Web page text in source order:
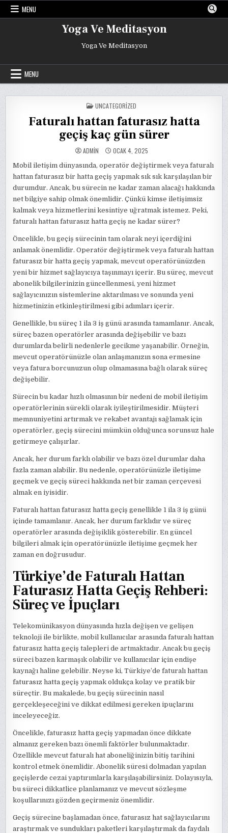
Skip
MENU
Yoga Ve Meditasyon
Yoga Ve Meditasyon
MENU
POSTED
IN
UNCATEGORIZED
Faturalı hattan faturasız hatta
geçiş kaç gün sürer
ADMIN OCAK 4, 2025
Mobil iletişim dünyasında, operatör değiştirmek veya faturalı
hattan faturasız bir hatta geçiş yapmak sık sık karşılaşılan bir
durumdur. Ancak, bu sürecin ne kadar zaman alacağı hakkında
net bilgiye sahip olmak önemlidir. Çünkü kimse iletişimsiz
kalmak veya hizmetlerini kesintiye uğratmak istemez. Peki,
faturalı hattan faturasız hatta geçiş ne kadar sürer?
Öncelikle, bu geçiş sürecinin tam olarak neyi içerdiğini
anlamak önemlidir. Operatör değiştirmek veya faturalı hattan
faturasız bir hatta geçiş yapmak, mevcut operatörünüzden
yeni bir hizmet sağlayıcıya taşınmayı içerir. Bu süreç, mevcut
abonelik bilgilerinizin güncellenmesi, yeni hizmet
sağlayıcınızın sistemlerine aktarılması ve sonunda yeni
hizmetinizin etkinleştirilmesi gibi adımları içerir.
Genellikle, bu süreç 1 ila 3 iş günü arasında tamamlanır. Ancak,
süreç bazen operatörler arasında değişebilir ve bazı
durumlarda belirli nedenlerle gecikme yaşanabilir. Örneğin,
mevcut operatörünüzle olan anlaşmanızın sona ermesine
veya fatura borcunuzun olup olmamasına bağlı olarak süreç
değişebilir.
Sürecin bu kadar hızlı olmasının bir nedeni de mobil iletişim
operatörlerinin sürekli olarak iyileştirilmesidir. Müşteri
memnuniyetini artırmak ve rekabet avantajı sağlamak için
operatörler, geçiş sürecini mümkün olduğunca sorunsuz hale
getirmeye çalışırlar.
Ancak, her durum farklı olabilir ve bazı özel durumlar daha
fazla zaman alabilir. Bu nedenle, operatörünüzle iletişime
geçmek ve geçiş süreci hakkında net bir zaman çerçevesi
almak en iyisidir.
Faturalı hattan faturasız hatta geçiş genellikle 1 ila 3 iş günü
içinde tamamlanır. Ancak, her durum farklıdır ve süreç
operatörler arasında değişiklik gösterebilir. En güncel
bilgileri almak için operatörünüzle iletişime geçmek her
zaman en doğrusudur.
Türkiye’de Faturalı Hattan
Faturasız Hatta Geçiş Rehberi:
Süreç ve İpuçları
Telekomünikasyon dünyasında hızla değişen ve gelişen
teknoloji ile birlikte, mobil kullanıcılar arasında faturalı hattan
faturasız hatta geçiş talepleri de artmaktadır. Ancak bu geçiş
süreci bazen karmaşık olabilir ve kullanıcılar için endişe
kaynağı haline gelebilir. Neyse ki, Türkiye’de faturalı hattan
faturasız hatta geçiş yapmak oldukça kolay ve pratik bir
süreçtir. Bu makalede, bu geçiş sürecinin nasıl
gerçekleşeceğini ve dikkat edilmesi gereken ipuçlarını
inceleyeceğiz.
Öncelikle, faturasız hatta geçiş yapmadan önce dikkate
almanız gereken bazı önemli faktörler bulunmaktadır.
Özellikle mevcut faturalı hat aboneliğinizin bitiş tarihini
kontrol etmek önemlidir. Abonelik süresi dolmadan yapılan
geçişlerde cezai yaptırımlarla karşılaşabilirsiniz. Dolayısıyla,
bu süreci dikkatlice planlamanız ve mevcut sözleşme
koşullarınızı gözden geçirmeniz önemlidir.
Geçiş sürecine başlamadan önce, faturasız hat sağlayıcılarını
araştırmak ve sundukları paketleri karşılaştırmak da faydalı